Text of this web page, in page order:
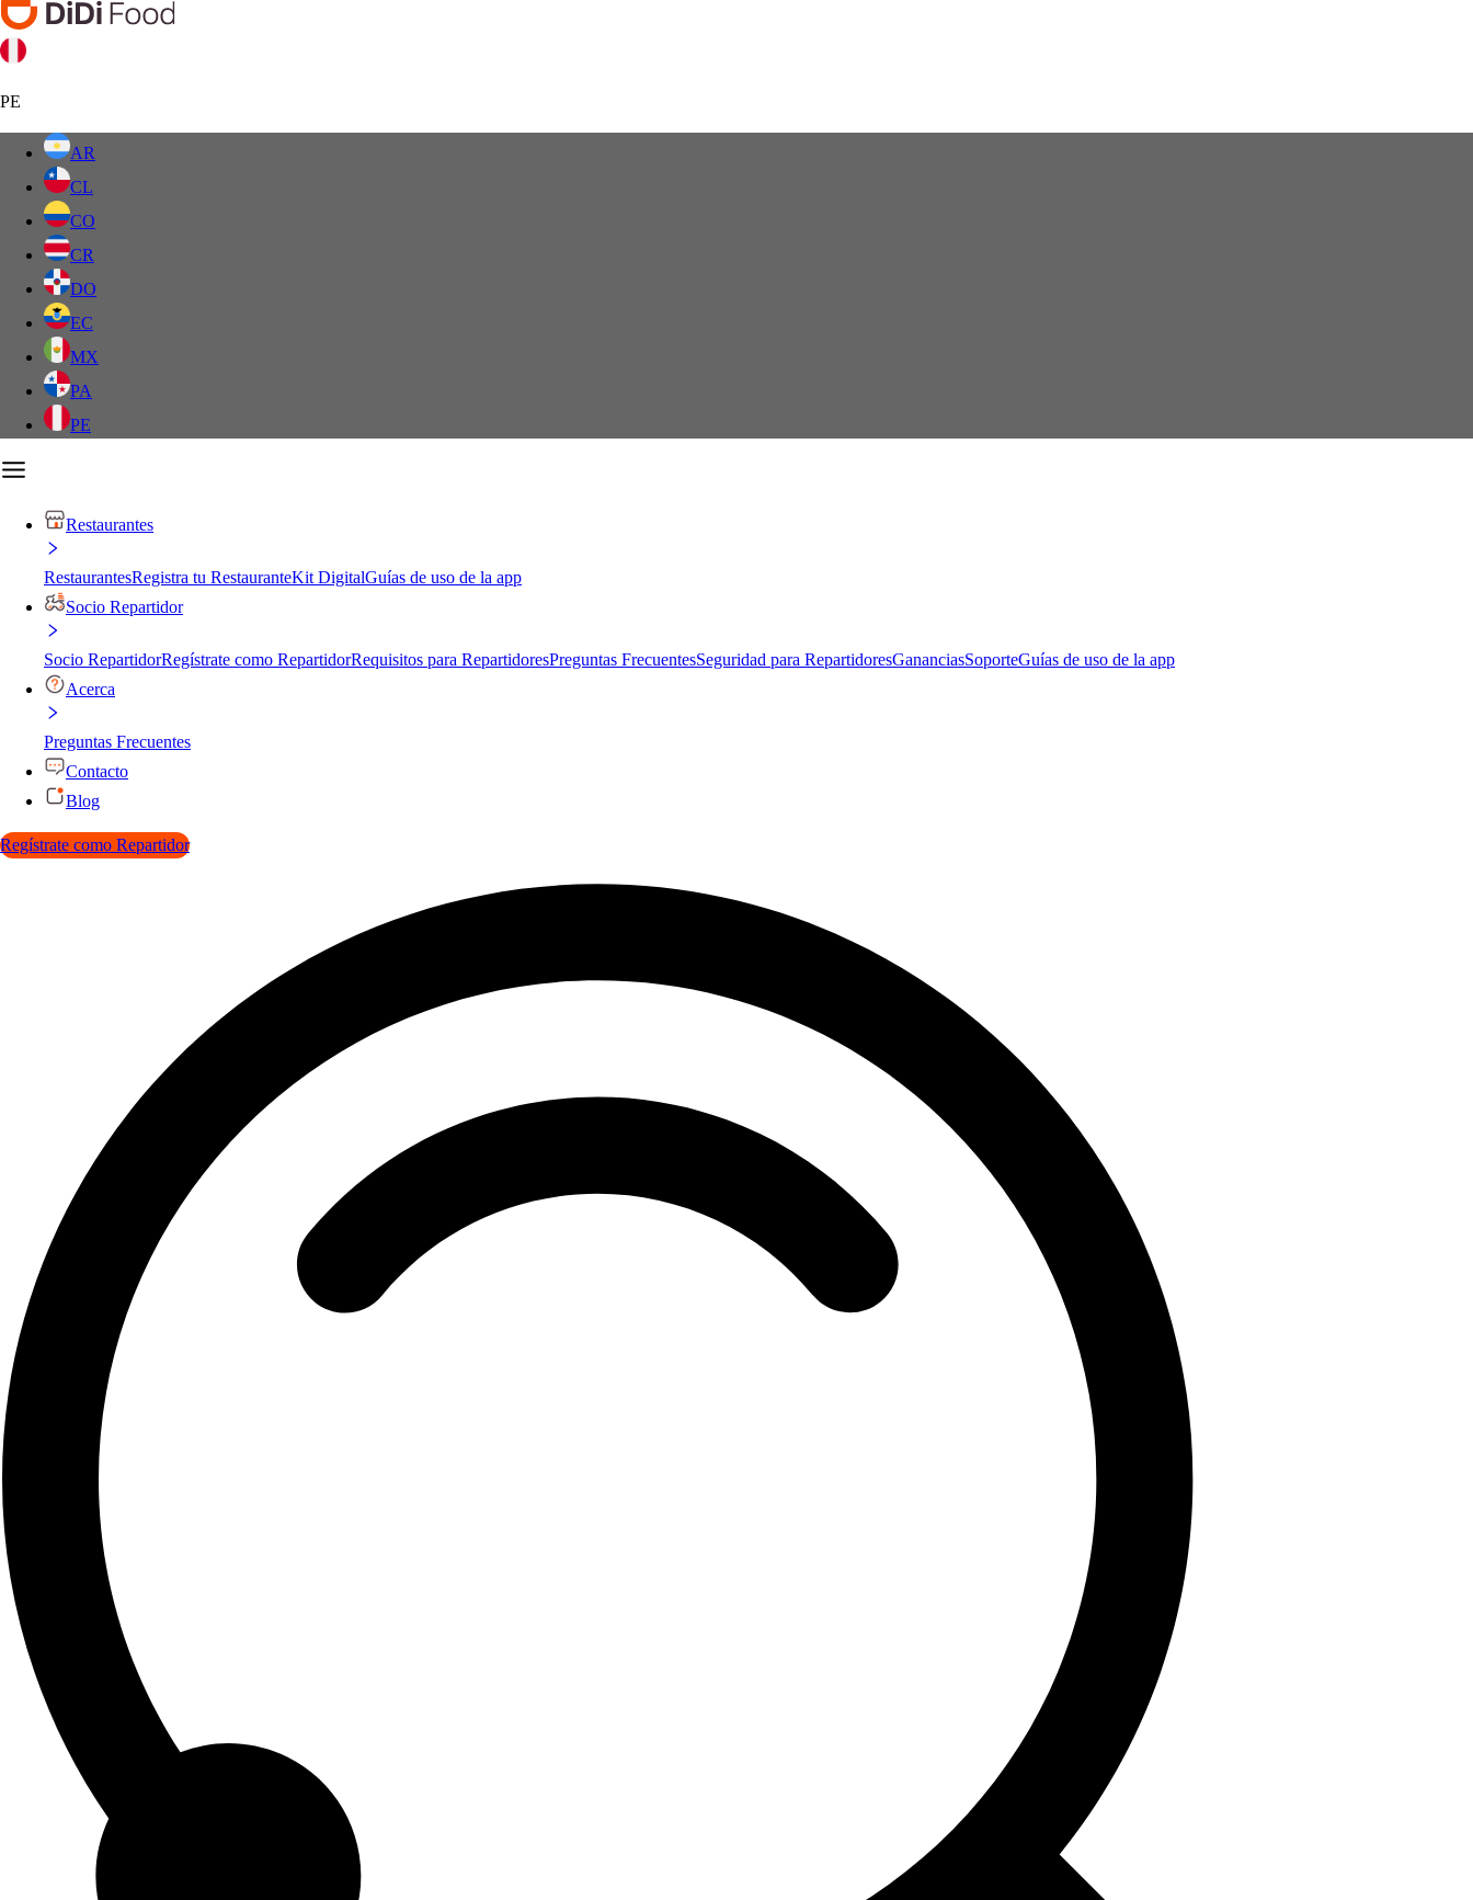
PE
AR
CL
CO
CR
DO
EC
MX
PA
PE
Restaurantes
RestaurantesRegistra tu RestauranteKit DigitalGuías de uso de la app
Socio Repartidor
Socio RepartidorRegístrate como RepartidorRequisitos para RepartidoresPreguntas FrecuentesSeguridad para RepartidoresGananciasSoporteGuías de uso de la app
Acerca
Preguntas Frecuentes
Contacto
Blog
Regístrate como Repartidor